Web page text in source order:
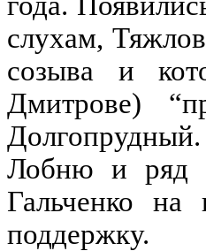
слухам,
созыва и
Дмитрове)
Лобню и ряд
Гальченко на
поддержку.